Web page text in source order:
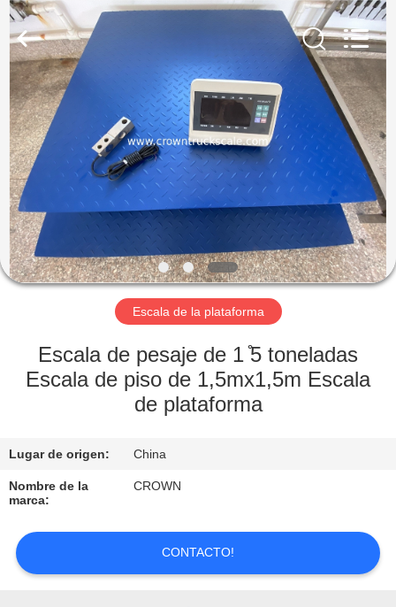
INICIO
PRODUCTOS
SOBRE
NOSOTROS
VISITA
FÁBRICA
DE
CALIDAD
CONTACTO
Scales
Co.,
Ltd.
Rights
Reserved.
Developed
ECER
Escala de la plataforma
Escala de pesaje de 1 ̊5 toneladas
Escala de piso de 1,5mx1,5m Escala
de plataforma
Lugar de origen: China
Nombre de la
marca:
CROWN
CONTACTO!